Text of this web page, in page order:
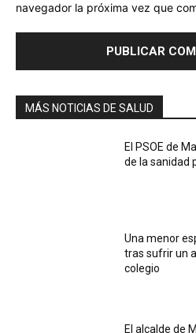
navegador la próxima vez que
MÁS NOTICIAS DE SALUD
El PSOE de
de la sanidad
Una menor
tras sufrir un
colegio
El alcalde de